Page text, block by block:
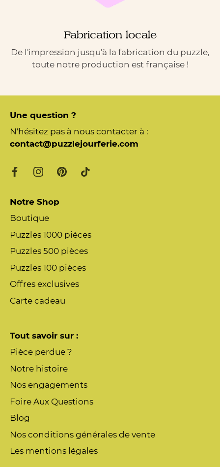
Fabrication locale
De l'impression jusqu'à la fabrication du puzzle,
toute notre production est française !
Une question ?
N'hésitez pas à nous contacter à :
contact@puzzlejourferie.com
Notre Shop
Boutique
Puzzles 1000 pièces
Puzzles 500 pièces
Puzzles 100 pièces
Offres exclusives
Carte cadeau
Tout savoir sur :
Pièce perdue ?
Notre histoire
Nos engagements
Foire Aux Questions
Blog
Nos conditions générales de vente
Les mentions légales